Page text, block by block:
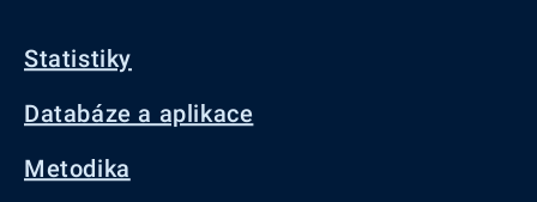
Statistiky
Databáze a aplikace
Metodika